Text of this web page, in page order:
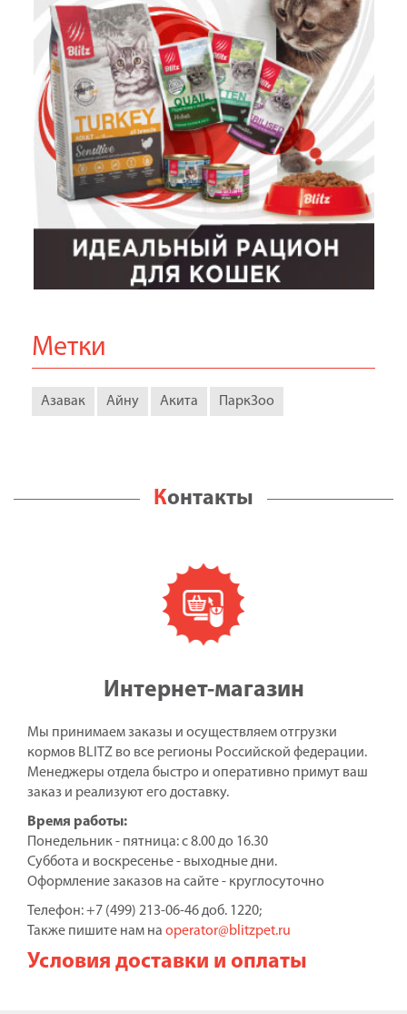
Метки
Азавак Айну Акита ПаркЗоо
Контакты
Интернет-магазин
Мы принимаем заказы и осуществляем отгрузки
кормов BLITZ во все регионы Российской федерации.
Менеджеры отдела быстро и оперативно примут ваш
заказ и реализуют его доставку.
Время работы:
Понедельник - пятница: с 8.00 до 16.30
Суббота и воскресенье - выходные дни.
Оформление заказов на сайте - круглосуточно
Телефон: +7 (499) 213-06-46 доб. 1220;
Также пишите нам на operator@blitzpet.ru
Условия доставки и оплаты